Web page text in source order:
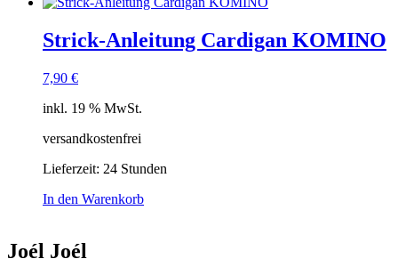
Strick-Anleitung Cardigan KOMINO
7,90 €
inkl. 19 % MwSt.
versandkostenfrei
Lieferzeit: 24 Stunden
In den Warenkorb
Joél Joél